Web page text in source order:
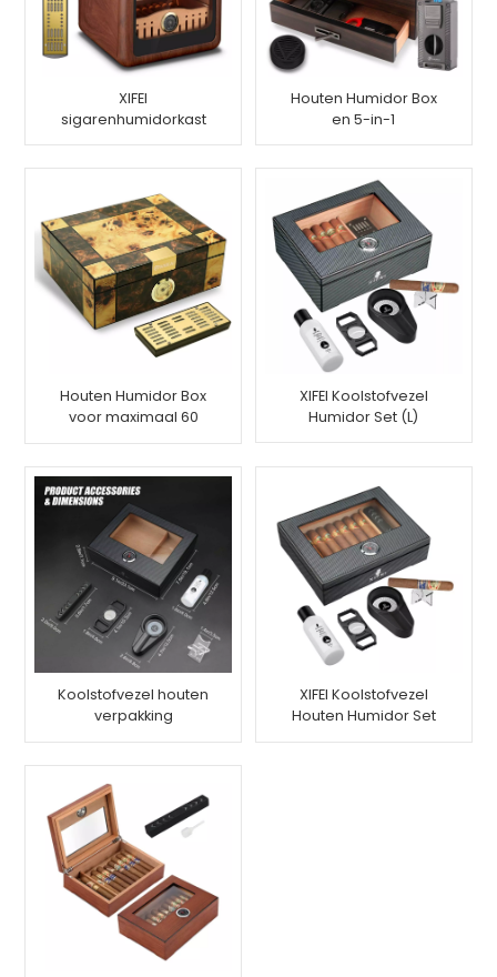
XIFEI
sigarenhumidorkast
biedt plaats aan
Houten Humidor Box
en 5-in-1
sigarenaanstekerset
Houten Humidor Box
voor maximaal 60
sigaren
XIFEI Koolstofvezel
Humidor Set (L)
Koolstofvezel houten
verpakking
XIFEI Koolstofvezel
Houten Humidor Set